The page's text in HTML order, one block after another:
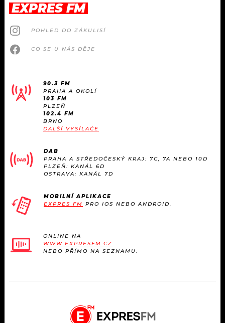
EXPRES FM
POHLED DO ZÁKULISÍ
CO SE U NÁS DĚJE
90.3 FM
PRAHA A OKOLÍ
103 FM
PLZEŇ
102.4 FM
BRNO
DALŠÍ VYSÍLAČE
DAB
PRAHA A STŘEDOČESKÝ KRAJ: 7C, 7A NEBO 10D
PLZEŇ: KANÁL 6D
OSTRAVA: KANÁL 7D
MOBILNÍ APLIKACE
EXPRES FM PRO IOS NEBO ANDROID.
ONLINE NA
WWW.EXPRESFM.CZ
NEBO PŘÍMO NA SEZNAMU.